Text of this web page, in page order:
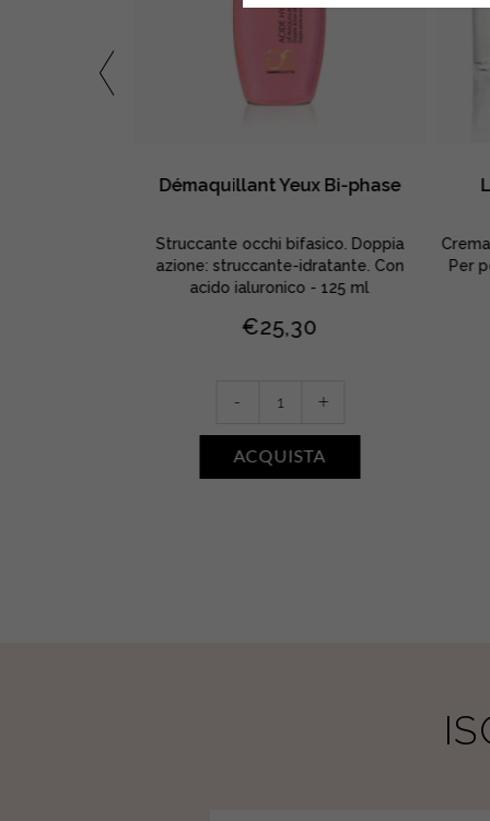
Démaquillant Yeux Bi-phase
Struccante occhi bifasico. Doppia
azione: struccante-idratante. Con
acido ialuronico - 125 ml
€25,30
Démaquillant
phase
- +
ACQUISTA
Per